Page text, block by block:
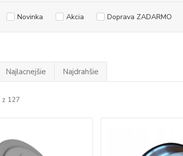
Novinka Akcia Doprava ZADARMO
Najlacnejšie Najdrahšie
z 127